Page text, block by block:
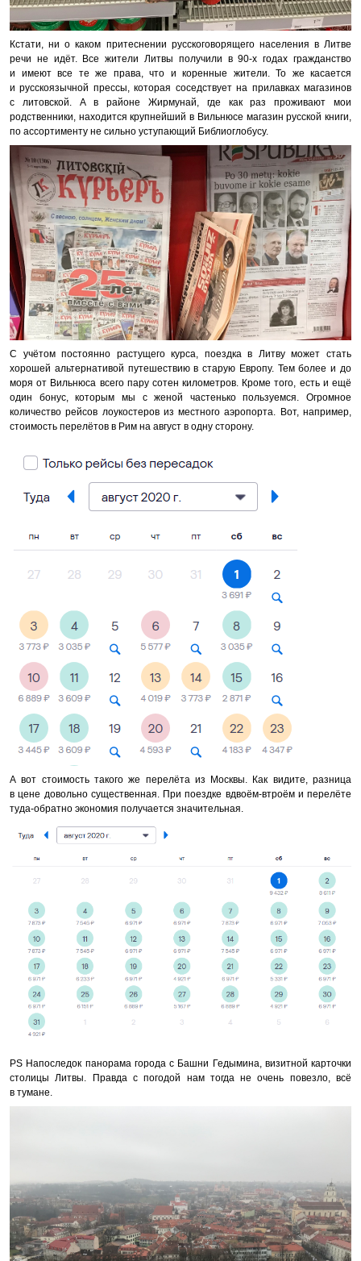
Кстати, ни о каком притеснении русскоговорящего населения в Литве
речи не идёт. Все жители Литвы получили в 90-х годах гражданство
и имеют все те же права, что и коренные жители. То же касается
и русскоязычной прессы, которая соседствует на прилавках магазинов
с литовской. А в районе Жирмунай, где как раз проживают мои
родственники, находится крупнейший в Вильнюсе магазин русской книги,
по ассортименту не сильно уступающий Библиоглобусу.
С учётом постоянно растущего курса, поездка в Литву может стать
хорошей альтернативой путешествию в старую Европу. Тем более и до
моря от Вильнюса всего пару сотен километров. Кроме того, есть и ещё
один бонус, которым мы с женой частенько пользуемся. Огромное
количество рейсов лоукостеров из местного аэропорта. Вот, например,
стоимость перелётов в Рим на август в одну сторону.
А вот стоимость такого же перелёта из Москвы. Как видите, разница
в цене довольно существенная. При поездке вдвоём-втроём и перелёте
туда-обратно экономия получается значительная.
PS Напоследок панорама города с Башни Гедымина, визитной карточки
столицы Литвы. Правда с погодой нам тогда не очень повезло, всё
в тумане.